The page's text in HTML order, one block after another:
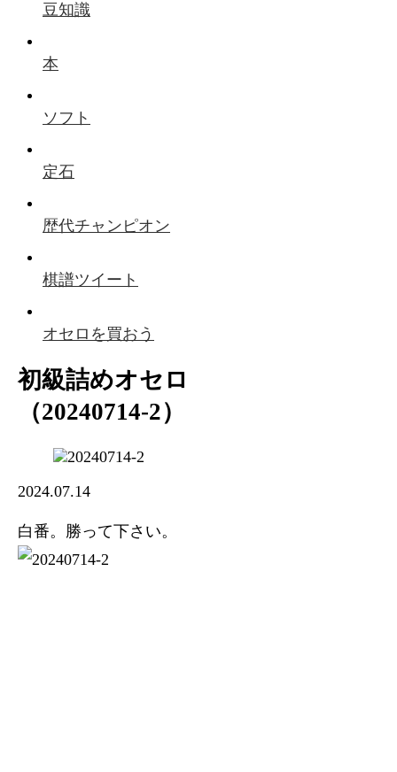
豆知識
本
ソフト
定石
歴代チャンピオン
棋譜ツイート
オセロを買おう
初級詰めオセロ
（20240714-2）
2024.07.14
白番。勝って下さい。